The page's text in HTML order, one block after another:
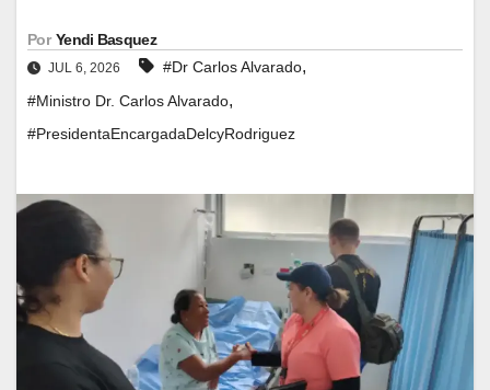
Por Yendi Basquez
JUL 6, 2026 #Dr Carlos Alvarado,
#Ministro Dr. Carlos Alvarado,
#PresidentaEncargadaDelcyRodriguez